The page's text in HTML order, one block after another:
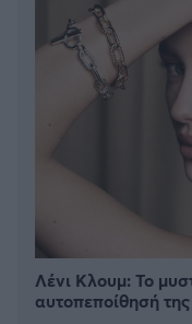
Λένι Κλουμ: Το
αυτοπεποίθησή